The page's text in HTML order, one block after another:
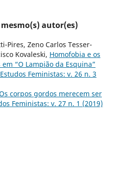
autor(es)
Pires, Zeno Carlos Tesser-
Kovaleski, Homofobia e os
“O Lampião da Esquina”
Feministas: v. 26 n. 3
corpos gordos merecem ser
Feministas: v. 27 n. 1 (2019)